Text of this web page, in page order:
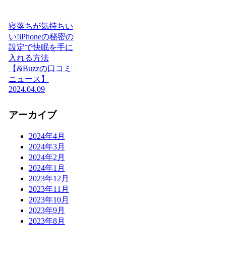
寝落ちが気持ちい
い!iPhoneの秘密の
設定で快眠を手に
入れる方法
【&Buzzの口コミ
ニュース】
2024.04.09
アーカイブ
2024年4月
2024年3月
2024年2月
2024年1月
2023年12月
2023年11月
2023年10月
2023年9月
2023年8月